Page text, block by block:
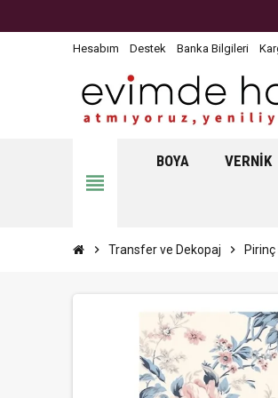
Hesabım Destek Banka Bilgileri
view_headline
BOYA VERNIK
chevron_right Transfer ve Dekopaj chevron_right